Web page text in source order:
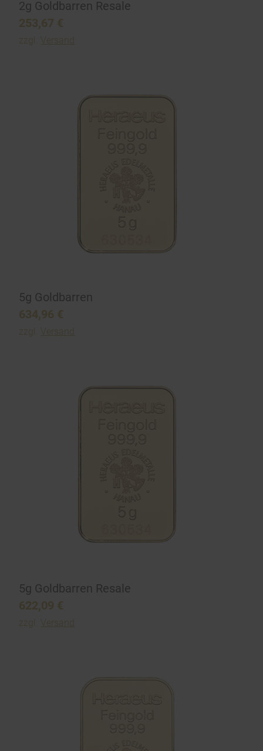
2g Goldbarren Resale
253,67 €
zzgl. Versand
5g Goldbarren
634,96 €
zzgl. Versand
5g Goldbarren Resale
622,09 €
zzgl. Versand